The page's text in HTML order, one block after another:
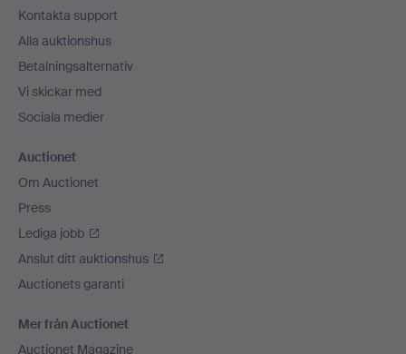
Kontakta support
Alla auktionshus
Betalningsalternativ
Vi skickar med
Sociala medier
Auctionet
Om Auctionet
Press
Lediga jobb
Anslut ditt auktionshus
Auctionets garanti
Mer från Auctionet
Auctionet Magazine